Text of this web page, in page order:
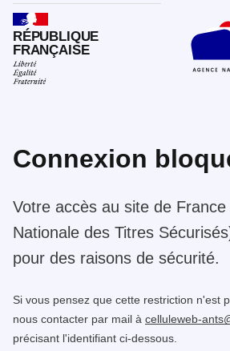
RÉPUBLIQUE
FRANÇAISE
Connexion
Votre accès au site de
Nationale des Titres
pour des raisons de sécurité.
Si vous pensez que cette restriction n'est
nous contacter par mail à celluleweb-
précisant l'identifiant ci-dessous.